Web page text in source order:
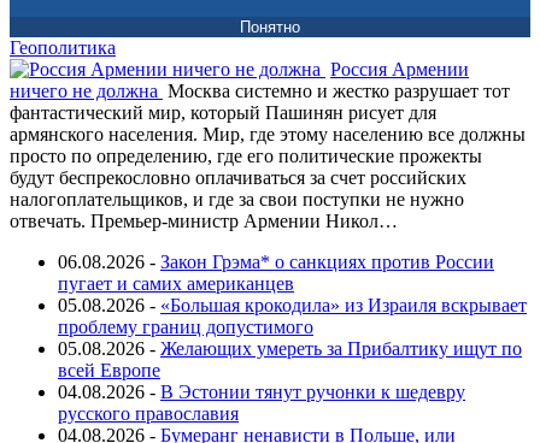
Понятно
Геополитика
Россия Армении
ничего не должна Москва системно и жестко разрушает тот
фантастический мир, который Пашинян рисует для
армянского населения. Мир, где этому населению все должны
просто по определению, где его политические прожекты
будут беспрекословно оплачиваться за счет российских
налогоплательщиков, и где за свои поступки не нужно
отвечать. Премьер-министр Армении Никол…
06.08.2026 - Закон Грэма* о санкциях против России
пугает и самих американцев
05.08.2026 - «Большая крокодила» из Израиля вскрывает
проблему границ допустимого
05.08.2026 - Желающих умереть за Прибалтику ищут по
всей Европе
04.08.2026 - В Эстонии тянут ручонки к шедевру
русского православия
04.08.2026 - Бумеранг ненависти в Польше, или